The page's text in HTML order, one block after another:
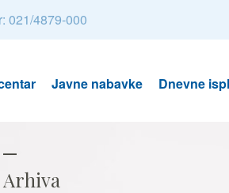
021/4879-000
Javne nabavke Dnevne
Arhiva